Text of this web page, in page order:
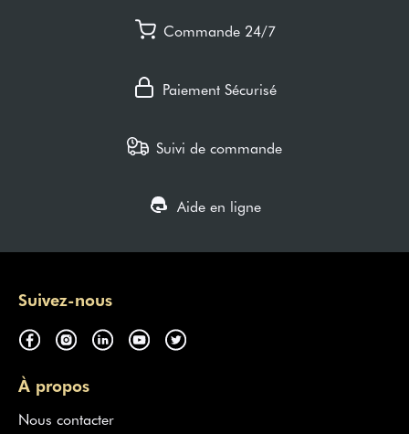
Commande 24/7
Paiement Sécurisé
Suivi de commande
Aide en ligne
Suivez-nous
À propos
Nous contacter